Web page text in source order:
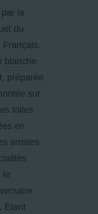
la
du
Français.
blanche
préparée
sur
toiles
en
artistes
le
Étant